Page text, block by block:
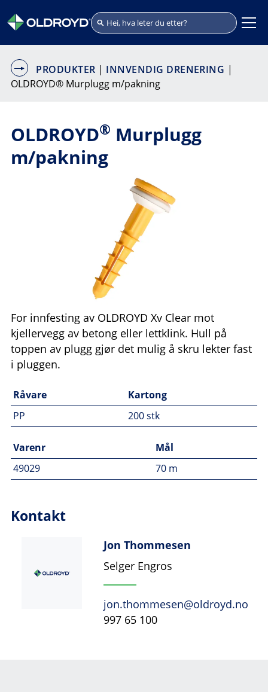
PRODUKTER | INNVENDIG DRENERING |
OLDROYD® Murplugg m/pakning
OLDROYD® Murplugg
m/pakning
For innfesting av OLDROYD Xv Clear mot
kjellervegg av betong eller lettklink. Hull på
toppen av plugg gjør det mulig å skru lekter fast
i pluggen.
Råvare
Kartong
PP
200 stk
Varenr
Mål
49029
70 m
Kontakt
Jon Thommesen
Selger Engros
jon.thommesen@oldroyd.no
997 65 100